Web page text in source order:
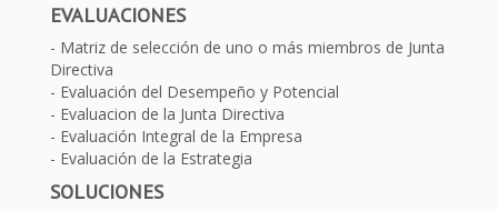
EVALUACIONES
Matriz de selección de uno o más miembros de Junta
Directiva
Evaluación del Desempeño y Potencial
Evaluacion de la Junta Directiva
Evaluación Integral de la Empresa
Evaluación de la Estrategia
SOLUCIONES